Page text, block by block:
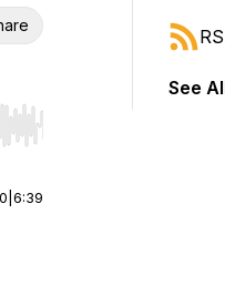
Hold shift to jump
6:39
See